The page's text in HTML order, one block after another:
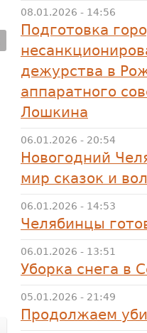
08.01.2026 - 14:56
Подготовка
дежурства в
аппаратного
Лошкина
06.01.2026 - 20:54
Новогодний
мир сказок и
06.01.2026 - 14:53
Челябинцы
06.01.2026 - 13:51
Уборка снега в
05.01.2026 - 21:49
Продолжаем